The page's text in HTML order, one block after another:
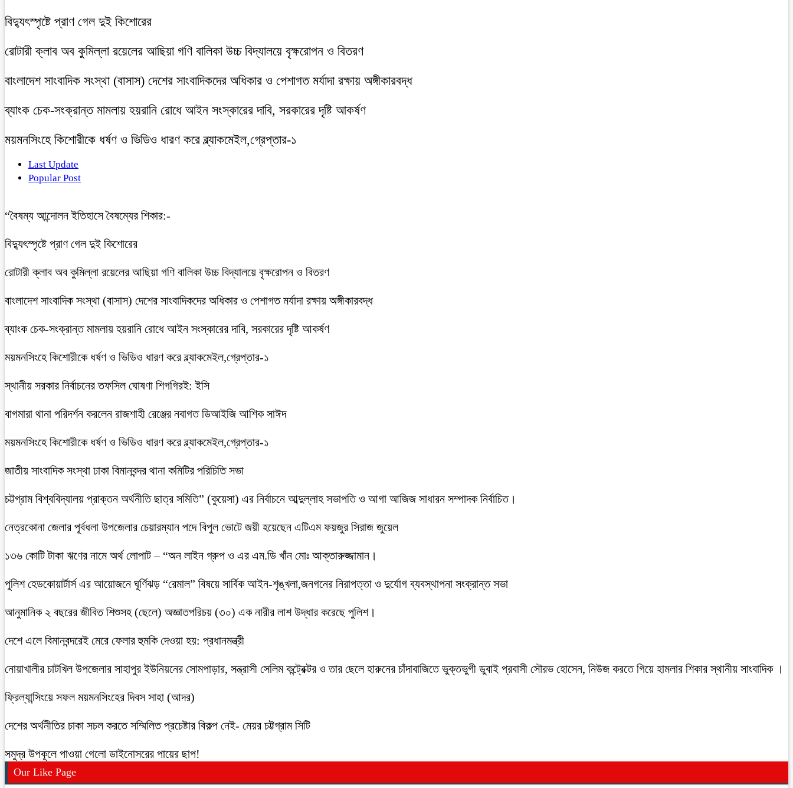
বিদ্যুৎস্পৃষ্টে প্রাণ গেল দুই কিশোরের
রোটারী ক্লাব অব কুমিল্লা রয়েলের আছিয়া গণি বালিকা উচ্চ বিদ্যালয়ে বৃক্ষরোপন ও বিতরণ
বাংলাদেশ সাংবাদিক সংস্থা (বাসাস) দেশের সাংবাদিকদের অধিকার ও পেশাগত মর্যাদা রক্ষায় অঙ্গীকারবদ্ধ
ব্যাংক চেক-সংক্রান্ত মামলায় হয়রানি রোধে আইন সংস্কারের দাবি, সরকারের দৃষ্টি আকর্ষণ
ময়মনসিংহে কিশোরীকে ধর্ষণ ও ভিডিও ধারণ করে ব্ল্যাকমেইল,গ্রেপ্তার-১
Last Update
Popular Post
“বৈষম্য আন্দোলন ইতিহাসে বৈষম্যের শিকার:-
বিদ্যুৎস্পৃষ্টে প্রাণ গেল দুই কিশোরের
রোটারী ক্লাব অব কুমিল্লা রয়েলের আছিয়া গণি বালিকা উচ্চ বিদ্যালয়ে বৃক্ষরোপন ও বিতরণ
বাংলাদেশ সাংবাদিক সংস্থা (বাসাস) দেশের সাংবাদিকদের অধিকার ও পেশাগত মর্যাদা রক্ষায় অঙ্গীকারবদ্ধ
ব্যাংক চেক-সংক্রান্ত মামলায় হয়রানি রোধে আইন সংস্কারের দাবি, সরকারের দৃষ্টি আকর্ষণ
ময়মনসিংহে কিশোরীকে ধর্ষণ ও ভিডিও ধারণ করে ব্ল্যাকমেইল,গ্রেপ্তার-১
স্থানীয় সরকার নির্বাচনের তফসিল ঘোষণা শিগগিরই: ইসি
বাগমারা থানা পরিদর্শন করলেন রাজশাহী রেঞ্জের নবাগত ডিআইজি আশিক সাঈদ
ময়মনসিংহে কিশোরীকে ধর্ষণ ও ভিডিও ধারণ করে ব্ল্যাকমেইল,গ্রেপ্তার-১
জাতীয় সাংবাদিক সংস্থা ঢাকা বিমানবন্দর থানা কমিটির পরিচিতি সভা
চট্টগ্রাম বিশ্ববিদ্যালয় প্রাক্তন অর্থনীতি ছাত্র সমিতি” (কুয়েসা) এর নির্বাচনে আব্দুল্লাহ সভাপতি ও আগা আজিজ সাধারন সম্পাদক নির্বাচিত।
নেত্রকোনা জেলার পূর্বধলা উপজেলার চেয়ারম্যান পদে বিপুল ভোটে জয়ী হয়েছেন এটিএম ফয়জুর সিরাজ জুয়েল
১৩৬ কোটি টাকা ঋণের নামে অর্থ লোপাট – “অন লাইন গ্রুপ ও এর এম.ডি খাঁন মোঃ আক্তারুজ্জামান।
পুলিশ হেডকোয়ার্টার্স এর আয়োজনে ঘূর্ণিঝড় “রেমাল” বিষয়ে সার্বিক আইন-শৃঙ্খলা,জনগনের নিরাপত্তা ও দুর্যোগ ব্যবস্থাপনা সংক্রান্ত সভা
আনুমানিক ২ বছরের জীবিত শিশুসহ (ছেলে) অজ্ঞাতপরিচয় (৩০) এক নারীর লাশ উদ্ধার করেছে পুলিশ।
দেশে এলে বিমানবন্দরেই মেরে ফেলার হুমকি দেওয়া হয়: প্রধানমন্ত্রী
নোয়াখালীর চাটখিল উপজেলার সাহাপুর ইউনিয়নের সোমপাড়ার, সন্ত্রাসী সেলিম কন্ট্রেক্টর ও তার ছেলে হারুনের চাঁদাবাজিতে ভুক্তভুগী ডুবাই প্রবাসী সৌরভ হোসেন, নিউজ করতে গিয়ে হামলার শিকার স্থানীয় সাংবাদিক ।
ফ্রিল্যান্সিংয়ে সফল ময়মনসিংহের দিবস সাহা (আদর)
দেশের অর্থনীতির চাকা সচল করতে সম্মিলিত প্রচেষ্টার বিকল্প নেই- মেয়র চট্টগ্রাম সিটি
সমুদ্র উপকূলে পাওয়া গেলো ডাইনোসরের পায়ের ছাপ!
Our Like Page